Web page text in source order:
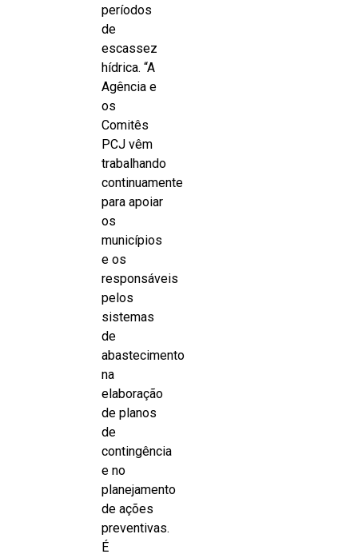
períodos
de
escassez
hídrica. “A
Agência e
os
Comitês
PCJ vêm
trabalhando
continuamente
para apoiar
os
municípios
e os
responsáveis
pelos
sistemas
de
abastecimento
na
elaboração
de planos
de
contingência
e no
planejamento
de ações
preventivas.
É